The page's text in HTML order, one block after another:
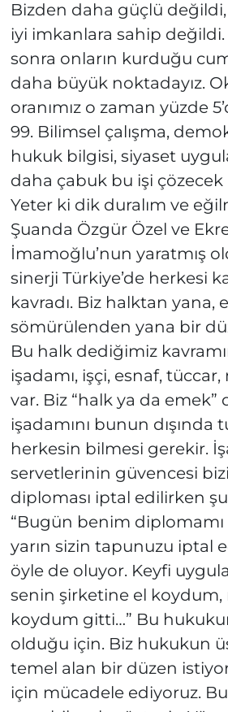
Bizden daha güçlü
iyi imkanlara sahip değildi.
sonra onların kurduğu
daha büyük noktadayız.
oranımız o zaman yüzde
99. Bilimsel çalışma,
hukuk bilgisi, siyaset
daha çabuk bu işi çözecek
Yeter ki dik duralım ve
Şuanda Özgür Özel ve
İmamoğlu’nun yaratmış
sinerji Türkiye’de herkesi
kavradı. Biz halktan yana,
sömürülenden yana bir
Bu halk dediğimiz
işadamı, işçi, esnaf,
var. Biz “halk ya da emek”
işadamını bunun dışında
herkesin bilmesi gerekir.
servetlerinin güvencesi
diploması iptal edilirken
“Bugün benim
yarın sizin tapunuzu iptal
öyle de oluyor. Keyfi
senin şirketine el koydum,
koydum gitti…” Bu
olduğu için. Biz hukukun
temel alan bir düzen
için mücadele ediyoruz.